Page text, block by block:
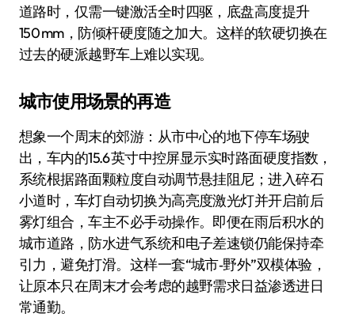
道路时，仅需一键激活全时四驱，底盘高度提升
150 mm，防倾杆硬度随之加大。这样的软硬切换在
过去的硬派越野车上难以实现。
城市使用场景的再造
想象一个周末的郊游：从市中心的地下停车场驶
出，车内的15.6 英寸中控屏显示实时路面硬度指数，
系统根据路面颗粒度自动调节悬挂阻尼；进入碎石
小道时，车灯自动切换为高亮度激光灯并开启前后
雾灯组合，车主不必手动操作。即便在雨后积水的
城市道路，防水进气系统和电子差速锁仍能保持牵
引力，避免打滑。这样一套“城市‑野外”双模体验，
让原本只在周末才会考虑的越野需求日益渗透进日
常通勤。